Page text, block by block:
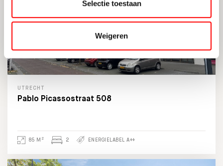
Selectie toestaan
Weigeren
UTRECHT
Pablo Picassostraat 508
85 M 2 2 ENERGIELABEL A++